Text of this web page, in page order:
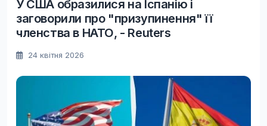
У США образилися на Іспанію і
заговорили про "призупинення" її
членства в НАТО, - Reuters
24 квітня 2026